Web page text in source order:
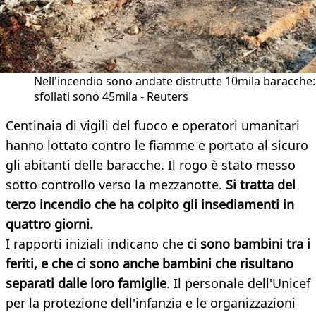
Nell'incendio sono andate distrutte 10mila
sfollati sono 45mila - Reuters
Centinaia di vigili del fuoco e operatori umanitari
hanno lottato contro le fiamme e portato al sicuro
gli abitanti delle baracche. Il rogo è stato messo
sotto controllo verso la mezzanotte. Si tratta del
terzo incendio che ha colpito gli insediamenti in
quattro giorni.
I rapporti iniziali indicano che ci sono bambini tra i
feriti, e che ci sono anche bambini che risultano
separati dalle loro famiglie. Il personale dell'Unicef
per la protezione dell'infanzia e le organizzazioni